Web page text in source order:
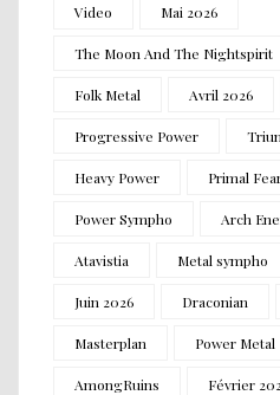
Video Mai 2026
The Moon And The Nightspirit
Folk Metal Avril 2026
Progressive Power
Heavy Power Primal
Power Sympho Arch
Atavistia Metal sympho
Juin 2026 Draconian
Masterplan Power Metal
AmongRuins Février